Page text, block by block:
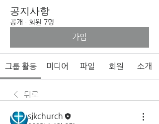
공지사항
공개 · 회원 7명
가입
그룹 활동 미디어 파일 회원 소개
뒤로
sjkchurch